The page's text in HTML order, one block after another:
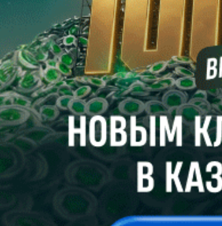
Использовать форму для регистрации Использовать форму
Я принимаю условияпользовательского соглашенияи
согласен на обработку персональных данных согласно
политике конфиденциальности
Создать аккаунт
восстановление пароля
Вам будет отправлена ссылка для восстановления доступа
Неавторизованные пользователи не могут оставлять
войдите зарегистрируйтесь